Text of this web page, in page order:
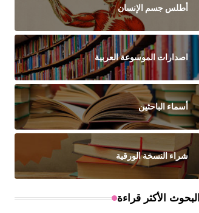
أطلس جسم الإنسان
اصدارات الموسوعة العربية
أسماء الباحثين
شراء النسخة الورقية
البحوث الأكثر قراءة